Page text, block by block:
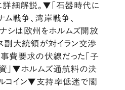
詳細解説。▼「石器時代に
ム戦争、湾岸戦争、
シは欧州をホルムズ開放
副大統領が対イラン交渉
費要求の伏線だった「子
」▼ホルムズ通航料の決
コイン▼支持率低迷で閣